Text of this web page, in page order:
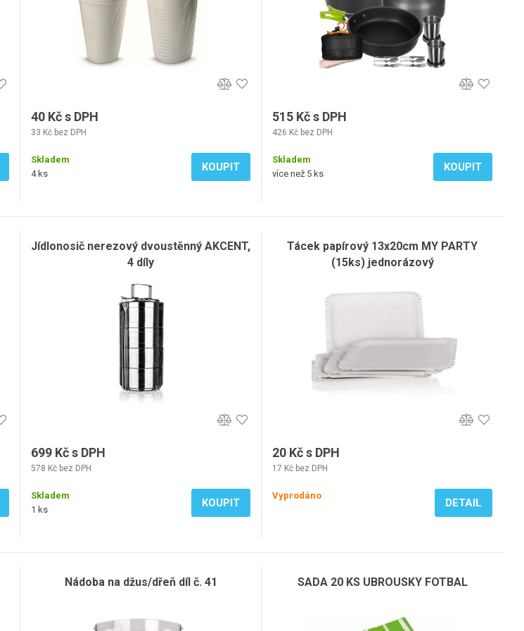
40 Kč s DPH
33 Kč bez DPH
Skladem
4 ks
KOUPIT
515 Kč s DPH
426 Kč bez DPH
Skladem
více než 5 ks
KOUPIT
Jídlonosič nerezový dvoustěnný AKCENT,
4 díly
699 Kč s DPH
578 Kč bez DPH
Skladem
1 ks
KOUPIT
Tácek papírový 13x20cm MY PARTY
(15ks) jednorázový
20 Kč s DPH
17 Kč bez DPH
Vyprodáno
DETAIL
Nádoba na džus/dřeň díl č. 41 SADA 20 KS UBROUSKY FOTBAL